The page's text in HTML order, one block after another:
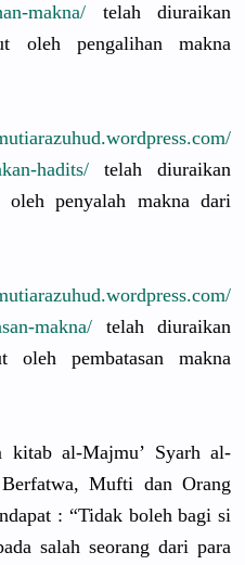
makna/ telah diuraikan
oleh pengalihanmakna
d.wordpress.com/
hadits/ telah diuraikan
oleh penyalah makna dari
d.wordpress.com/
makna/ telah diuraikan
oleh pembatasan makna
kitab al-Majmu’ Syarh al-
Mufti dan Orang
t : “Tidak boleh bagi si
salah seorang dari para